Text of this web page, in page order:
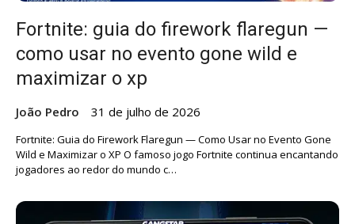
Fortnite: guia do firework flaregun —
como usar no evento gone wild e
maximizar o xp
João Pedro 31 de julho de 2026
Fortnite: Guia do Firework Flaregun — Como Usar no Evento Gone
Wild e Maximizar o XP O famoso jogo Fortnite continua encantando
jogadores ao redor do mundo c…